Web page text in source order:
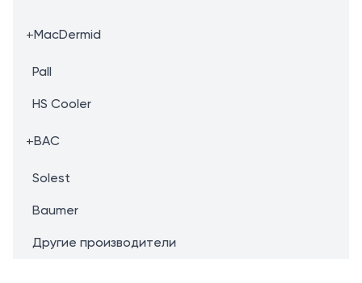
+MacDermid
Pall
HS Cooler
+BAC
Solest
Baumer
Другие производители